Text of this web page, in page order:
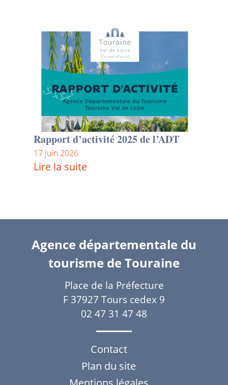
Rapport d’activité 2025 de l’ADT
17 juin 2026
Lire la suite
Agence départementale du
tourisme de Touraine
Place de la Préfecture
F 37927 Tours cedex 9
02 47 31 47 48
Contact
Plan du site